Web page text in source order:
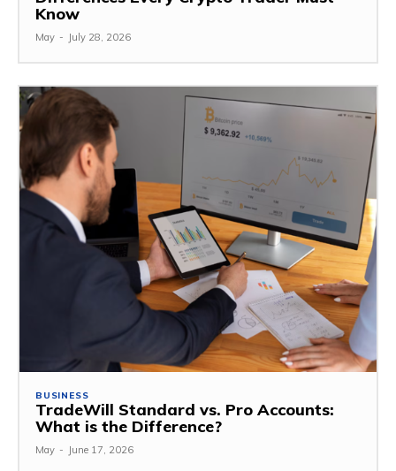
Know
May - July 28, 2026
BUSINESS
TradeWill Standard vs. Pro Accounts:
What is the Difference?
May - June 17, 2026